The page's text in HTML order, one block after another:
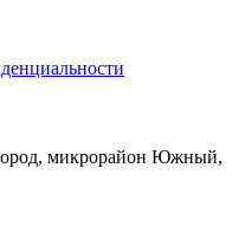
микрорайон Южный,